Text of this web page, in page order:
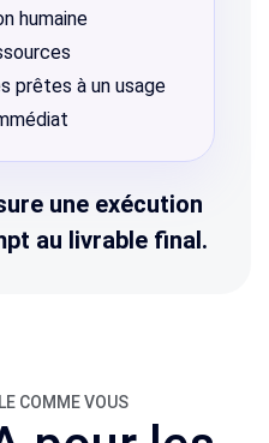
humaine
prêtes à un usage
une exécution
au livrable final.
COMME VOUS